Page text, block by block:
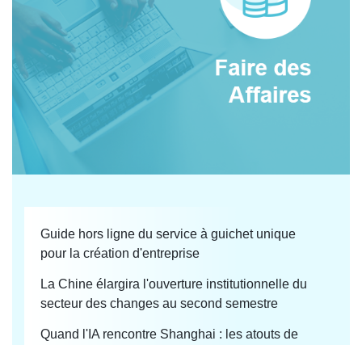
Guide hors ligne du service à guichet unique
pour la création d'entreprise
La Chine élargira l'ouverture institutionnelle du
secteur des changes au second semestre
Quand l'IA rencontre Shanghai : les atouts de